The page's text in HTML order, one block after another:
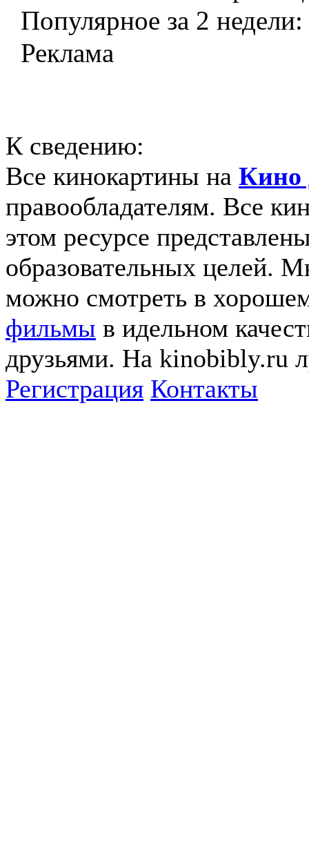
Популярное за 2 недели:
Реклама
К сведению:
Все кинокартины на Кино
правообладателям. Все
этом ресурсе
образовательных целей.
можно смотреть в
фильмы в идельном
друзьями. На kinobibly.ru
Регистрация Контакты